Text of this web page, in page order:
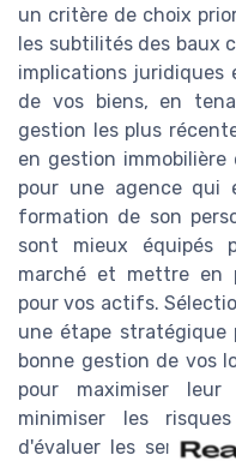
un critère de choix
les subtilités des baux
implications juridiques
de vos biens, en
gestion les plus
en gestion
pour une agence qui
formation de son
sont mieux équipés
marché et mettre en
pour vos actifs.
une étape stratégique
bonne gestion de vos
pour maximiser
minimiser les
d'évaluer les